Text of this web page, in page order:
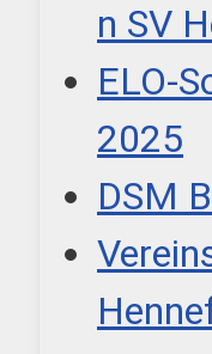
n SV
ELO-
2025
DSM